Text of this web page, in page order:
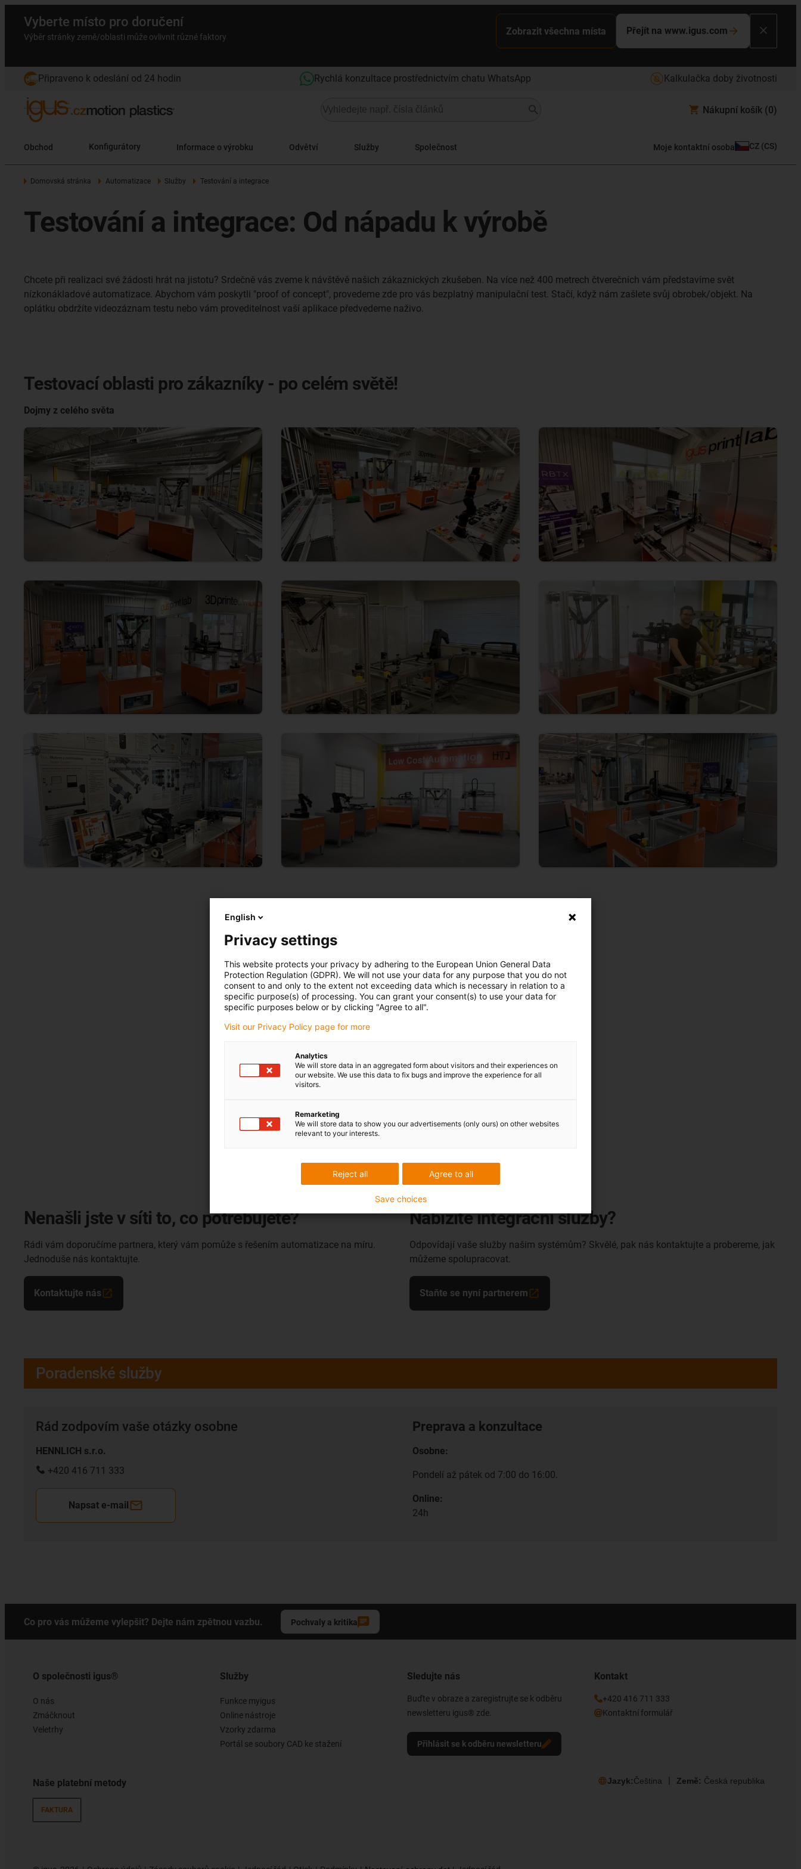
Vyberte místo pro doručení
Výběr stránky země/oblasti může ovlivnit různé faktory
Zobrazit všechna místa Přejít na www.igus.com
Připraveno k odeslání od 24 hodin Rychlá konzultace prostřednictvím chatu WhatsApp Kalkulačka doby životnosti
Nákupní košík (0)
Obchod Konfigurátory Informace o výrobku Odvětví Služby Společnost Moje kontaktní osoba CZ (CS)
Domovská stránka Automatizace Služby Testování a integrace
Testování a integrace: Od nápadu k výrobě
Chcete při realizaci své žádosti hrát na jistotu? Srdečně vás zveme k návštěvě našich zákaznických zkušeben. Na více než 400 metrech čtverečních vám představíme svět
nízkonákladové automatizace. Abychom vám poskytli "proof of concept", provedeme zde pro vás bezplatný manipulační test. Stačí, když nám zašlete svůj obrobek/objekt. Na
oplátku obdržíte videozáznam testu nebo vám proveditelnost vaší aplikace předvedeme naživo.
Testovací oblasti pro zákazníky - po celém světě!
Dojmy z celého světa
Nenašli jste v síti to, co potřebujete?
Rádi vám doporučíme partnera, který vám pomůže s řešením automatizace na míru.
Jednoduše nás kontaktujte.
Kontaktujte nás
Nabízíte integrační služby?
Odpovídají vaše služby našim systémům? Skvělé, pak nás kontaktujte a probereme, jak
můžeme spolupracovat.
Staňte se nyní partnerem
Poradenské služby
Rád zodpovím vaše otázky osobne
HENNLICH s.r.o.
+420 416 711 333
Napsat e-mail
Preprava a konzultace
Osobne:
Pondelí až pátek od 7:00 do 16:00.
Online:
24h
Co pro vás můžeme vylepšit? Dejte nám zpětnou vazbu. Pochvaly a kritika
O společnosti igus®
O nás
Zmáčknout
Veletrhy
Naše platební metody
FAKTURA
Služby
Funkce myigus
Online nástroje
Vzorky zdarma
Portál se soubory CAD ke stažení
Sledujte nás
Buďte v obraze a zaregistrujte se k odběru
newsletteru igus® zde.
Přihlásit se k odběru newsletteru
Kontakt
+420 416 711 333
Kontaktní formulář
Jazyk:Čeština Země: Česká republika
English
Privacy settings
This website protects your privacy by adhering to the European Union General Data
Protection Regulation (GDPR). We will not use your data for any purpose that you do not
consent to and only to the extent not exceeding data which is necessary in relation to a
specific purpose(s) of processing. You can grant your consent(s) to use your data for
specific purposes below or by clicking "Agree to all".
Visit our Privacy Policy page for more
Analytics
We will store data in an aggregated form about visitors and their experiences on
our website. We use this data to fix bugs and improve the experience for all
visitors.
Remarketing
We will store data to show you our advertisements (only ours) on other websites
relevant to your interests.
Agree to all
Reject all
Save choices